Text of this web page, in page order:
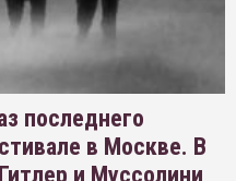
последнего
в Москве. В
и Муссолини